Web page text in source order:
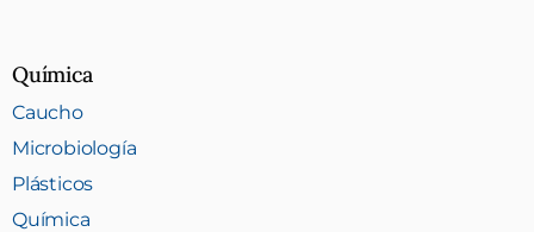
Química
Caucho
Microbiología
Plásticos
Química